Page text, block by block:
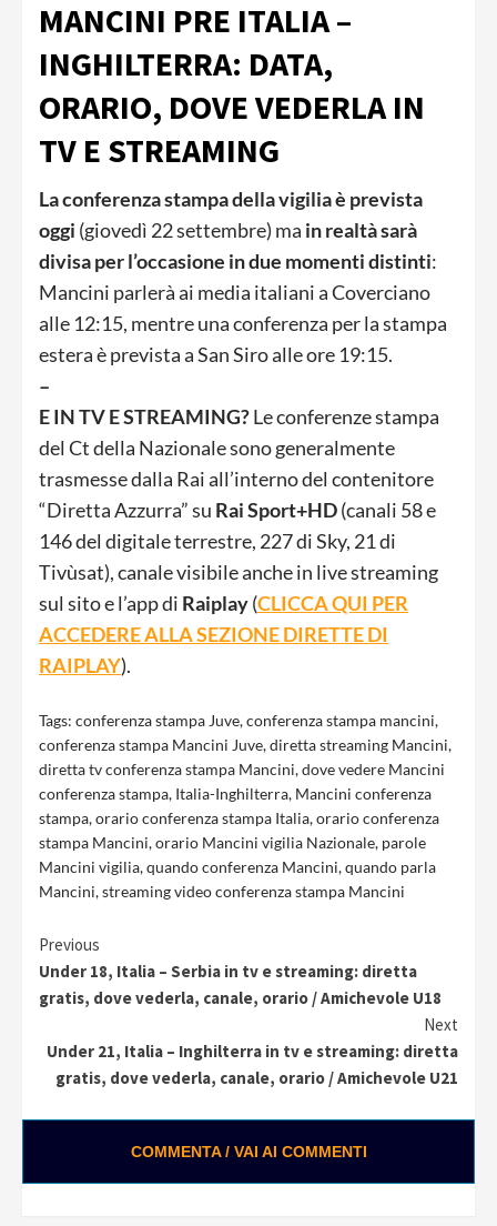
MANCINI PRE ITALIA –
INGHILTERRA: DATA,
ORARIO, DOVE VEDERLA IN
TV E STREAMING
La conferenza stampa della vigilia è prevista
oggi (giovedì 22 settembre) ma in realtà sarà
divisa per l’occasione in due momenti distinti:
Mancini parlerà ai media italiani a Coverciano
alle 12:15, mentre una conferenza per la stampa
estera è prevista a San Siro alle ore 19:15.
–
E IN TV E STREAMING?Le conferenze stampa
del Ct della Nazionale sono generalmente
trasmesse dalla Rai all’interno del contenitore
“Diretta Azzurra” su Rai Sport+HD(canali 58 e
146 del digitale terrestre, 227 di Sky, 21 di
Tivùsat), canale visibile anche in live streaming
sul sito e l’app di Raiplay(CLICCA QUI PER
ACCEDERE ALLA SEZIONE DIRETTE DI
RAIPLAY).
Tags: conferenza stampa Juve,conferenza stampa mancini,
conferenza stampa Mancini Juve,diretta streaming Mancini,
diretta tv conferenza stampa Mancini,dove vedere Mancini
conferenza stampa, Italia-Inghilterra, Mancini conferenza
stampa,orario conferenza stampa Italia,orario conferenza
stampa Mancini,orario Mancini vigilia Nazionale, parole
Mancini vigilia,quando conferenza Mancini,quando parla
Mancini,streaming video conferenza stampa Mancini
Continue
Reading
Previous
Under 18, Italia – Serbia in tv e streaming: diretta
gratis, dove vederla, canale, orario / Amichevole U18
Next
Under 21, Italia – Inghilterra in tv e streaming: diretta
gratis, dove vederla, canale, orario / Amichevole U21
COMMENTA / VAI AI COMMENTI